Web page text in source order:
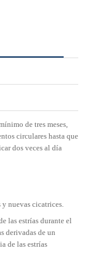
de tres meses,
circulares hasta que
dos veces al día
nuevas cicatrices.
las estrías durante el
derivadas de un
de las estrías